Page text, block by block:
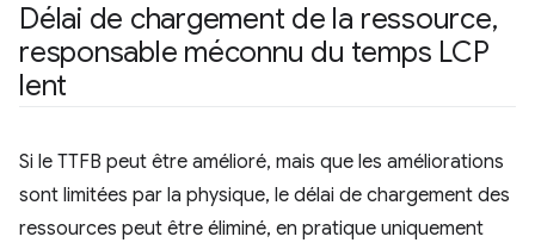
Délai de chargement de la ressource,
responsable méconnu du temps LCP
lent
Si le TTFB peut être amélioré, mais que les améliorations
sont limitées par la physique, le délai de chargement des
ressources peut être éliminé, en pratique uniquement